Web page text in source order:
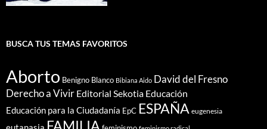
BUSCA TUS TEMAS FAVORITOS
Aborto Benigno Blanco Bibiana Aido David del Fresno
Derecho a Vivir Editorial Sekotia Educación
Educación para la Ciudadanía EpC ESPAÑA eugenesia
FAMILIA